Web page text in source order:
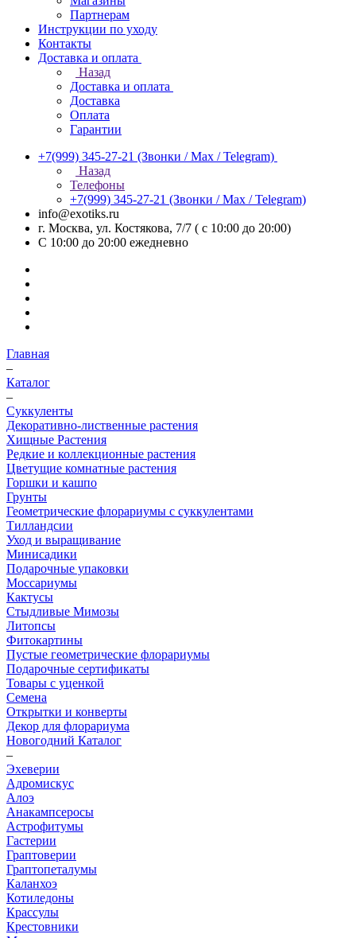
Партнерам
Инструкции по уходу
Контакты
Доставка и оплата
Назад
Доставка и оплата
Доставка
Оплата
Гарантии
+7(999) 345-27-21 (Звонки / Max / Telegram)
Назад
Телефоны
+7(999) 345-27-21 (Звонки / Max / Telegram)
info@exotiks.ru
г. Москва, ул. Костякова, 7/7 ( с 10:00 до 20:00)
С 10:00 до 20:00 ежедневно
Главная
–
Каталог
–
Суккуленты
Декоративно-лиственные растения
Хищные Растения
Редкие и коллекционные растения
Цветущие комнатные растения
Горшки и кашпо
Грунты
Геометрические флорариумы с суккулентами
Тилландсии
Уход и выращивание
Минисадики
Подарочные упаковки
Моссариумы
Кактусы
Стыдливые Мимозы
Литопсы
Фитокартины
Пустые геометрические флорариумы
Подарочные сертификаты
Товары с уценкой
Семена
Открытки и конверты
Декор для флорариума
Новогодний Каталог
–
Эхеверии
Адромискус
Алоэ
Анакампсеросы
Астрофитумы
Гастерии
Граптоверии
Граптопеталумы
Каланхоэ
Котиледоны
Крассулы
Крестовники